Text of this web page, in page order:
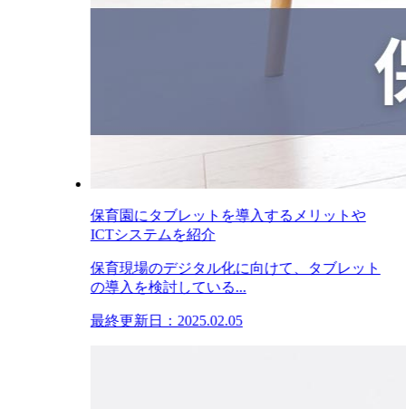
保育園にタブレットを導入するメリットや
ICTシステムを紹介
保育現場のデジタル化に向けて、タブレット
の導入を検討している...
最終更新日：2025.02.05